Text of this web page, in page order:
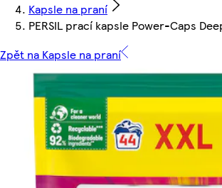
Kapsle na praní
PERSIL prací kapsle Power-Caps
Zpět na Kapsle na praní